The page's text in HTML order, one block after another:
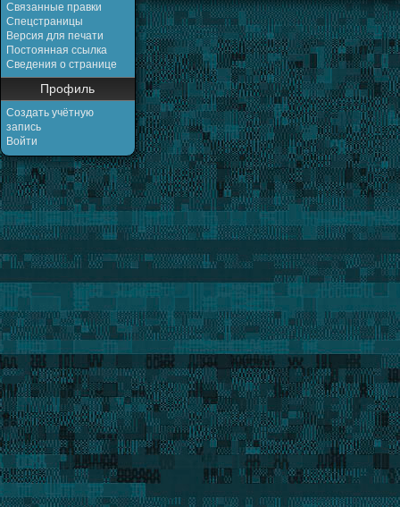
Связанные правки
Спецстраницы
Версия для печати
Постоянная ссылка
Сведения о странице
Профиль
Создать учётную
запись
Войти